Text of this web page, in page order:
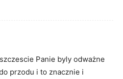
Panie byly odważne
przodu i to znacznie i